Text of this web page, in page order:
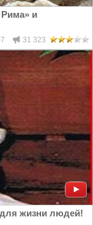
Рима» и
31 323
жизни людей!